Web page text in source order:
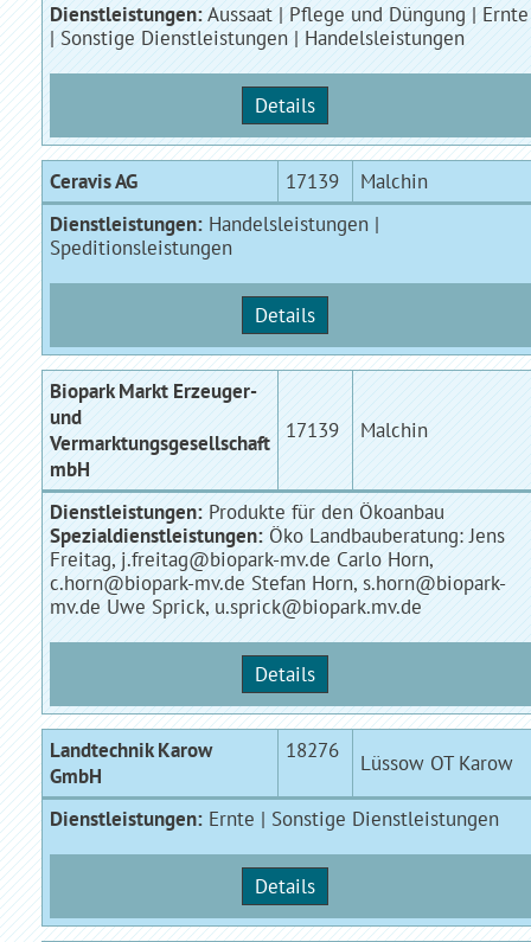
Dienstleistungen:Aussaat | Pflege und Düngung | Ernte
| Sonstige Dienstleistungen | Handelsleistungen
Details
Ceravis AG 17139
Malchin
Dienstleistungen: Handelsleistungen |
Speditionsleistungen
Details
Biopark Markt Erzeuger-
und
Vermarktungsgesellschaft
mbH
17139 Malchin
Dienstleistungen: Produkte für den Ökoanbau
Spezialdienstleistungen: Öko Landbauberatung: Jens
Freitag, j.freitag@biopark-mv.de Carlo Horn,
c.horn@biopark-mv.de Stefan Horn, s.horn@biopark-
mv.de Uwe Sprick, u.sprick@biopark.mv.de
Details
Landtechnik Karow
GmbH
18276 Lüssow OT Karow
Dienstleistungen: Ernte | Sonstige Dienstleistungen
Details